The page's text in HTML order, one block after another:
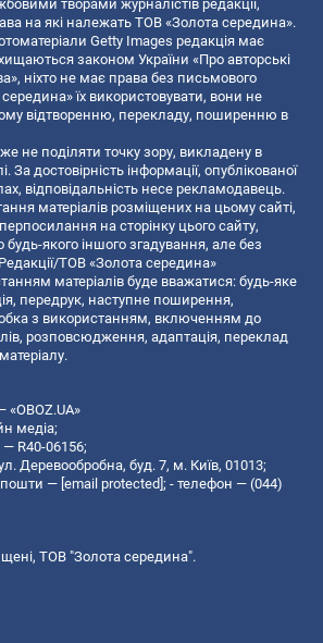
творами журналістів редакції,
на які належать ТОВ «Золота середина».
Getty Images редакція має
законом України «Про авторські
ніхто не має права без письмового
їх використовувати, вони не
відтворенню, перекладу, поширенню в
не поділяти точку зору, викладену в
За достовірність інформації, опублікованої
відповідальність несе рекламодавець.
матеріалів розміщених на цьому сайті,
на сторінку цього сайту,
будь-якого іншого згадування, але без
ТОВ «Золота середина»
матеріалів буде вважатися: будь-яке
передрук, наступне поширення,
з використанням, включенням до
розповсюдження, адаптація, переклад
медіа;
— R40-06156;
Деревообробна, буд. 7, м. Київ, 01013;
пошти — [email protected] ; - телефон — (044)
ТОВ "Золота середина".